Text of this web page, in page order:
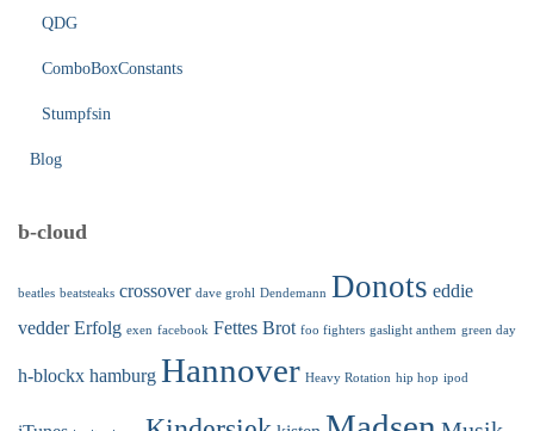
QDG
ComboBoxConstants
Stumpfsin
Blog
b-cloud
beatles beatsteaks crossover dave grohl Dendemann Donots eddie
vedder Erfolg exen facebook Fettes Brot foo fighters gaslight anthem green day
h-blockx hamburg Hannover Heavy Rotation hip hop ipod